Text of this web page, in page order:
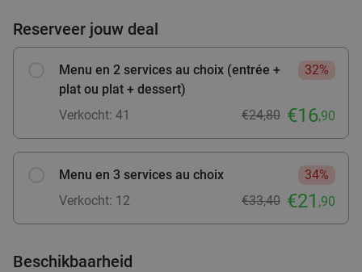
Le Poulet d'Enfer Lens
Lens directions_car
Verkocht: 53
€16
Reserveer jouw deal
Menu en 2 services au choix (entrée +
plat ou plat + dessert)
32%
Verkocht: 41 €24,80 €16,90
Menu en 3 services au choix
34%
Verkocht: 12
€33,40 €21 ,90
Beschikbaarheid